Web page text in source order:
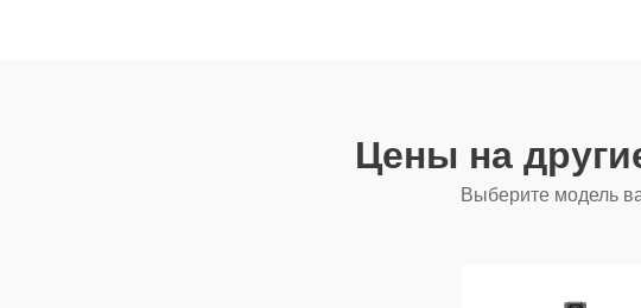
Цены на
Выберите модель